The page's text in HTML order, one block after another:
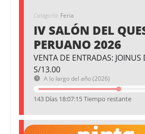
Categoría Feria
IV SALÓN DEL
PERUANO 2026
VENTA DE ENTRADAS: JOINUS
S/13.00
A lo largo del año (2026)
143 Días 18:07:15 Tiempo restante